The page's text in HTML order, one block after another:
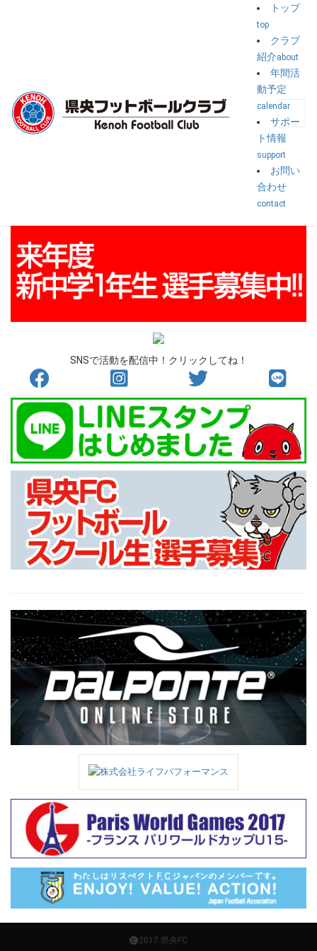
トップ
top
クラブ
紹介about
年間活
動予定
calendar
サポー
ト情報
support
お問い
合わせ
contact
公開済み: 2018年5月25日 作成者: suzuki カテゴリー:
SNSで活動を配信中！クリックしてね！
2017 県央FC